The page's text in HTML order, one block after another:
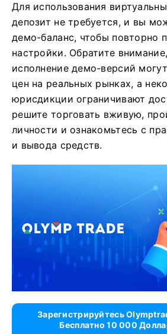
Для использования
депозит не требуется, и вы
демо-баланс, чтобы повторно
настройки. Обратите
исполнение демо-версий
цен на реальных рынках, а
юрисдикции ограничивают
решите торговать вживую,
личности и ознакомьтесь с
и вывода средств.
Зарегистрируйтесь
Бесплатно 10 000